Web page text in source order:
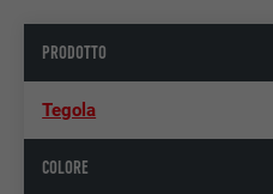
PRODOTTO
Tegola
COLORE